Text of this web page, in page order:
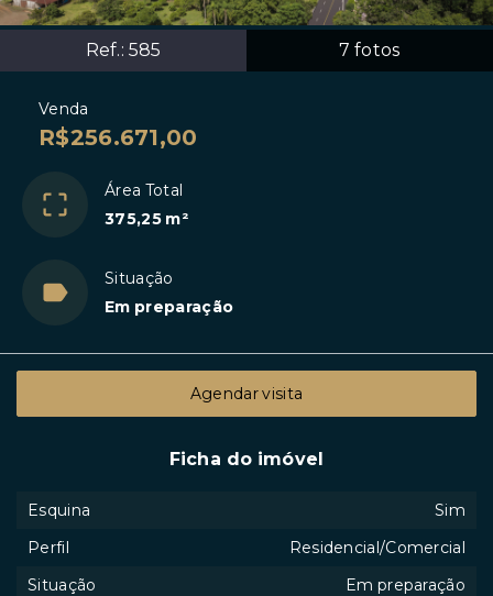
Ref.: 585 7 fotos
Venda
R$256.671,00
Área Total
375,25 m²
Situação
Em preparação
Agendar visita
Ficha do imóvel
Esquina
Sim
Perfil
Residencial/Comercial
Situação
Em preparação